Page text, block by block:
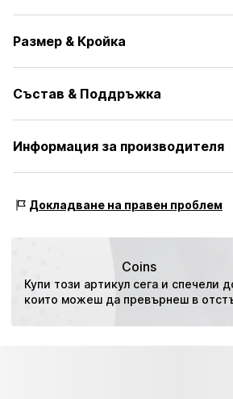
Ластичен подгъв
Прав подгъв
Реглан ръкави
Бродерия на етикети
Водоустойчив
№ на артикул NIS9cq5001000001
Размер & Кройка
Състав & Поддръжка
Външен материал: 100% Полиестер
Информация за производителя
1213 NL Hilversum
Докладване на правен проблем
Coins
Купи този артикул сега и спечели
които можеш да превърнеш в